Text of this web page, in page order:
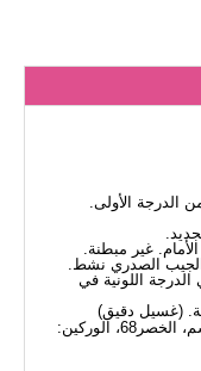
الدرجة الأولى.
غير مبطنة.
الصدري نشط.
اللونية في
الطول: 165 سم، الصدر: 80 سم، الخصر68، الوركين: